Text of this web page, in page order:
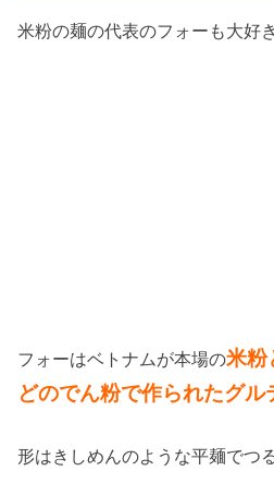
米粉の麺の代表のフォーも大好
フォーはベトナムが本場の米粉
どのでん粉で作られたグル
形はきしめんのような平麺でつ